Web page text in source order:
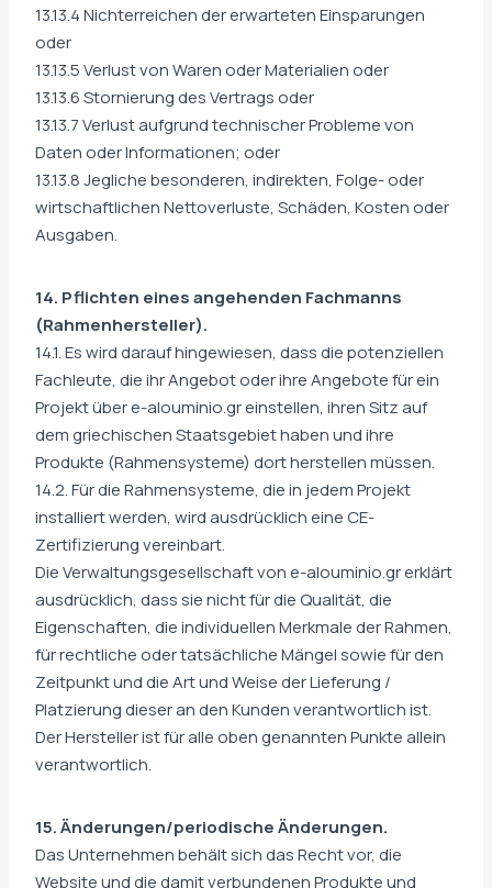
13.13.4 Nichterreichen der erwarteten Einsparungen
oder
13.13.5 Verlust von Waren oder Materialien oder
13.13.6 Stornierung des Vertrags oder
13.13.7 Verlust aufgrund technischer Probleme von
Daten oder Informationen; oder
13.13.8 Jegliche besonderen, indirekten, Folge- oder
wirtschaftlichen Nettoverluste, Schäden, Kosten oder
Ausgaben.
14. Pflichten eines angehenden Fachmanns
(Rahmenhersteller).
14.1. Es wird darauf hingewiesen, dass die potenziellen
Fachleute, die ihr Angebot oder ihre Angebote für ein
Projekt über e-alouminio.gr einstellen, ihren Sitz auf
dem griechischen Staatsgebiet haben und ihre
Produkte (Rahmensysteme) dort herstellen müssen.
14.2. Für die Rahmensysteme, die in jedem Projekt
installiert werden, wird ausdrücklich eine CE-
Zertifizierung vereinbart.
Die Verwaltungsgesellschaft von e-alouminio.gr erklärt
ausdrücklich, dass sie nicht für die Qualität, die
Eigenschaften, die individuellen Merkmale der Rahmen,
für rechtliche oder tatsächliche Mängel sowie für den
Zeitpunkt und die Art und Weise der Lieferung /
Platzierung dieser an den Kunden verantwortlich ist.
Der Hersteller ist für alle oben genannten Punkte allein
verantwortlich.
15. Änderungen/periodische Änderungen.
Das Unternehmen behält sich das Recht vor, die
Website und die damit verbundenen Produkte und